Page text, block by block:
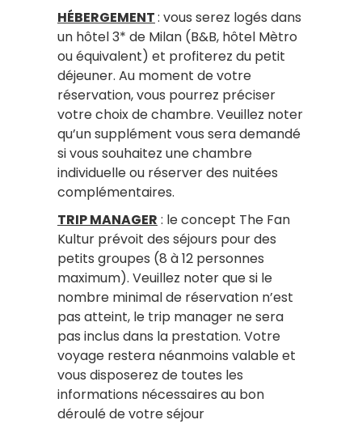
HÉBERGEMENT: vous serez logés dans
un hôtel 3* de Milan (B&B, hôtel Mètro
ou équivalent) et profiterez du petit
déjeuner. Au moment de votre
réservation, vous pourrez préciser
votre choix de chambre. Veuillez noter
qu’un supplément vous sera demandé
si vous souhaitez une chambre
individuelle ou réserver des nuitées
complémentaires.
TRIP MANAGER : le concept The Fan
Kultur prévoit des séjours pour des
petits groupes (8 à 12 personnes
maximum). Veuillez noter que si le
nombre minimal de réservation n’est
pas atteint, le trip manager ne sera
pas inclus dans la prestation. Votre
voyage restera néanmoins valable et
vous disposerez de toutes les
informations nécessaires au bon
déroulé de votre séjour